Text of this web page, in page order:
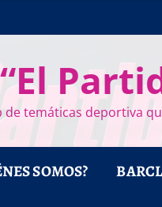
“El
de temáticas deportiva
SOMOS?